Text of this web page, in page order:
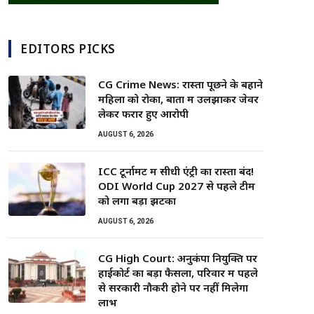
EDITORS PICKS
CG Crime News: रास्ता पूछने के बहाने
महिला को रोका, बातों में उलझाकर जेवर
लेकर फरार हुए आरोपी
AUGUST 6, 2026
ICC टूर्नामेंट में सीधी एंट्री का रास्ता बंद!
ODI World Cup 2027 से पहले टीम
को लगा बड़ा झटका
AUGUST 6, 2026
CG High Court: अनुकंपा नियुक्ति पर
हाईकोर्ट का बड़ा फैसला, परिवार में पहले
से सरकारी नौकरी होने पर नहीं मिलेगा
लाभ